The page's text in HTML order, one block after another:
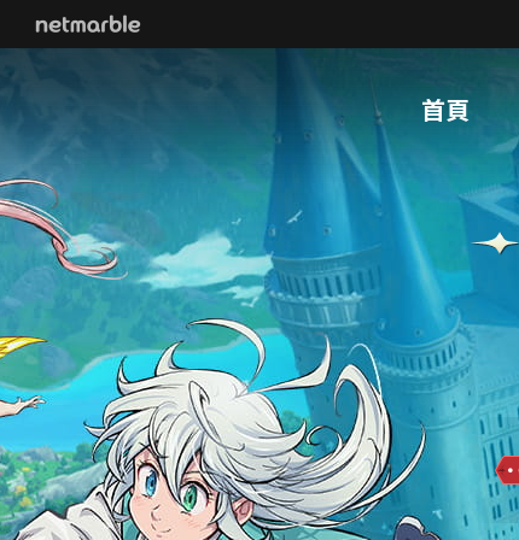
Skip Navigation
首頁